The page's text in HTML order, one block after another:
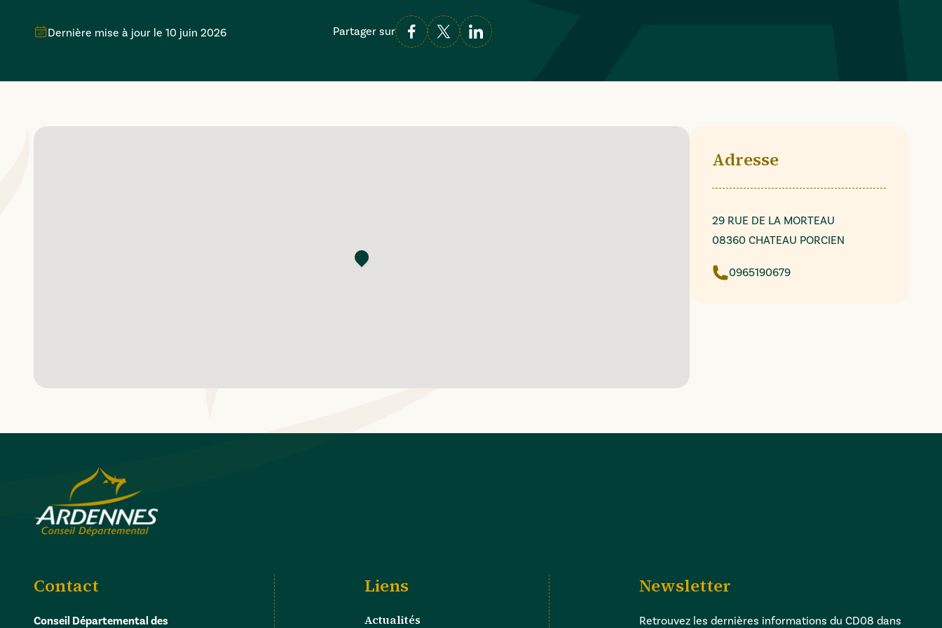
Dernière mise à jour le 10 juin 2026 Partager sur
Adresse
29 RUE DE LA MORTEAU
08360 CHATEAU PORCIEN
0965190679
Contact
Conseil Départemental des
Liens
Actualités
Newsletter
Retrouvez les dernières informations du CD08 dans